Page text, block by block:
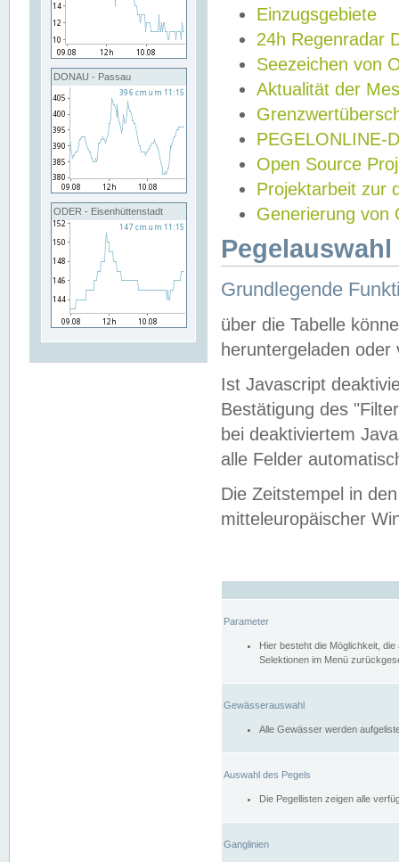
DONAU - Passau
ODER - Eisenhüttenstadt
Einzugsgebiete
24h Regenradar
Seezeichen von
Aktualität der
PEGELONLINE-
Open Source
Projektarbeit zur
Generierung von
Grundlegende
über die Tabelle
heruntergeladen oder
Ist Javascript
Bestätigung des
bei deaktiviertem
alle Felder
Die Zeitstempel in
mitteleuropäischer
Parameter
Hier besteht die Möglichkeit,
Selektionen im Menü
Gewässerauswahl
Alle Gewässer werden
Auswahl des Pegels
Die Pegellisten zeigen alle
Ganglinien